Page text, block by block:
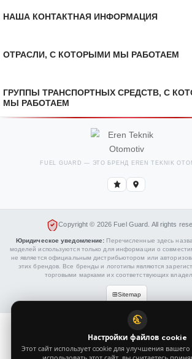
ГРУППЫ ТРАНСПОРТНЫХ СРЕДСТВ, С
МЫ РАБОТАЕМ
FUEL GUARD — ЭТО БРЕНД EREN TEKNIK
Copyright © 2026 Fuel Guard. All
Перечисленные
моделей используются только для информации о
не является официальным дистрибьютором или
этих брендов. Все бренды и логотипы являются
торговыми марками их соответствующих